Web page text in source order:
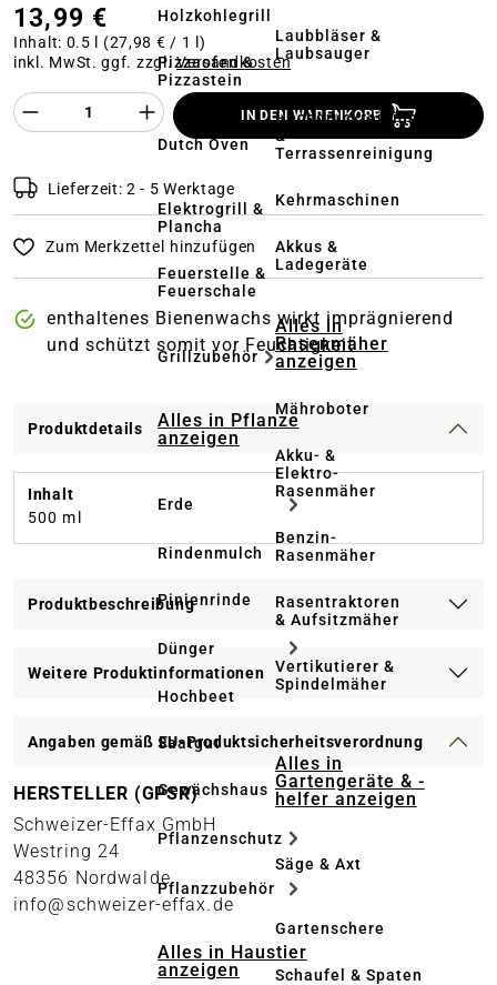
Holzkohlegrill
Pizzaofen &
Pizzastein
Dutch Oven
Elektrogrill &
Plancha
Feuerstelle &
Feuerschale
Grillzubehör
Alles in Pflanze
anzeigen
Erde
Rindenmulch
Pinienrinde
Dünger
Hochbeet
Saatgut
Gewächshaus
Pflanzenschutz
Pflanzzubehör
Alles in Haustier
anzeigen
Laubbläser &
Laubsauger
Hochdruckreiniger
&
Terrassenreinigung
Kehrmaschinen
Akkus &
Ladegeräte
Alles in
Rasenmäher
anzeigen
Mähroboter
Akku- &
Elektro-
Rasenmäher
Benzin-
Rasenmäher
Rasentraktoren
& Aufsitzmäher
Vertikutierer &
Spindelmäher
Alles in
Gartengeräte & -
helfer anzeigen
Säge & Axt
Gartenschere
Schaufel & Spaten
13,99 €
Inhalt: 0.5 l (27,98 € / 1 l)
inkl. MwSt. ggf. zzgl.Versandkosten
Produkt Anzahl des Produktes
IN DEN WARENKORB
Lieferzeit: 2 - 5 Werktage
Zum Merkzettel hinzufügen
enthaltenes Bienenwachs wirkt imprägnierend
und schützt somit vor Feuchtigkeit
Produktdetails
Inhalt
500 ml
Produktbeschreibung
Weitere Produktinformationen
Angaben gemäß EU-Produktsicherheitsverordnung
HERSTELLER (GPSR)
Schweizer-Effax GmbH
Westring 24
48356 Nordwalde
info@schweizer-effax.de